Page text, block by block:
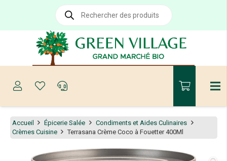
Recherche
produits
Accueil Épicerie Salée
Condiments et Aides Culinaires
Crèmes Cuisine
Terrasana Crème Coco à Fouetter 400Ml